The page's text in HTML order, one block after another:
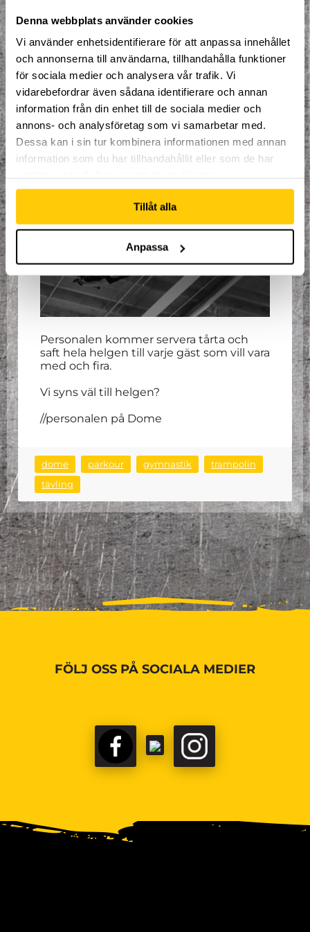
Denna webbplats använder cookies
Vi använder enhetsidentifierare för att anpassa innehållet
och annonserna till användarna, tillhandahålla funktioner
för sociala medier och analysera vår trafik. Vi
vidarebefordrar även sådana identifierare och annan
information från din enhet till de sociala medier och
annons- och analysföretag som vi samarbetar med.
Dessa kan i sin tur kombinera informationen med annan
information som du har tillhandahållit eller som de har
Tillåt alla
Anpassa
Tävlingarna pågår från fredag kväll till och
med söndag eftermiddag, och går till på
följande sätt:
Vid incheckning vår varje gäst en lapp
där han, hon eller hen kan skriva sitt
namn. Efter att ha testat vår nya Disco-
run får varje person lägga sin lapp i en
låda, som personalen senare drar en
vinnare ur. Dragningarna, samt priserna
ser ni nedan:
Personalen kommer servera tårta och
saft hela helgen till varje gäst som vill vara
med och fira.
Vi syns väl till helgen?
//personalen på Dome
dome parkour gymnastik
trampolin
tävling
FÖLJ OSS PÅ SOCIALA MEDIER